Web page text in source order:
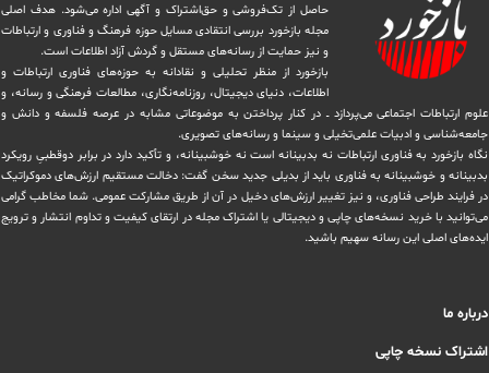
حاصل از تک‌فروشی و حق‌اشتراک و آگهی اداره می‌شود. ‏هدف اصلی
مجله بازخورد بررسی انتقادی مسایل حوزه فرهنگ و فناوری و ارتباطات
و نیز حمایت از رسانه‌های مستقل و‌ گردش ‏آزاد اطلاعات است.
بازخورد از منظر تحلیلی و نقادانه به حوزه‌های فناوری ارتباطات و
اطلاعات، دنیای دیجیتال، روزنامه‌نگاری، ‏مطالعات فرهنگی و رسانه، و
علوم ارتباطات اجتماعی می‌پردازد ــ در کنار پرداختن به موضوعاتی مشابه در عرصه فلسفه و دانش و
‏جامعه‌شناسی و ادبیات علمی‌تخیلی و سینما و رسانه‌های تصویری.
نگاه بازخورد به فناوری ارتباطات نه بدبینانه است نه خوشبینانه، و تأکید دارد ‏در برابر دوقطبیِ رویکرد
بدبینانه و خوشبینانه به فناوری باید از بدیلی جدید سخن گفت: دخالت مستقیم ارزش‌های دموکراتیک
در ‏فرایند طراحی فناوری، و نیز تغییر ارزش‌های دخيل در آن از طریق مشاركت عمومی. شما مخاطب گرامی
می‌توانید با خرید نسخه‌های چاپی و دیجیتالی یا ‏اشتراک مجله در ارتقای کیفیت و تداوم انتشار و ترویج
ایده‌های اصلی این رسانه سهیم باشید.
درباره ما
اشتراک نسخه چاپی